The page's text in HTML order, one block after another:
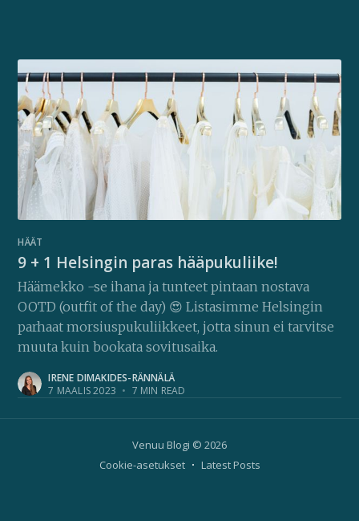
HÄÄT
9 + 1 Helsingin paras hääpukuliike!
Häämekko -se ihana ja tunteet pintaan nostava
OOTD (outfit of the day) 😍 Listasimme Helsingin
parhaat morsiuspukuliikkeet, jotta sinun ei tarvitse
muuta kuin bookata sovitusaika.
IRENE DIMAKIDES-RÄNNÄLÄ
7 MAALIS 2023 • 7 MIN READ
Venuu Blogi © 2026
Cookie-asetukset
Latest Posts